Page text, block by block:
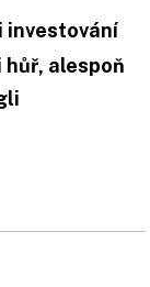
investování
hůř, alespoň